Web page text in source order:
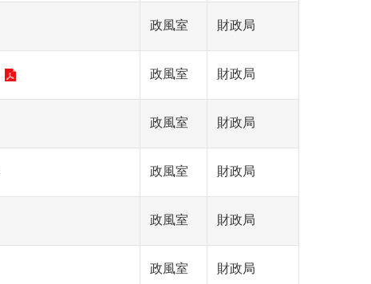
政風室 財政局
政風室 財政局
政風室 財政局
政風室 財政局
政風室 財政局
政風室 財政局